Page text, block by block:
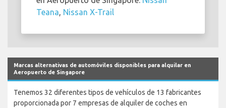
Teana, Nissan X-Trail
Marcas alternativas de automóviles disponibles para alquilar en
Aeropuerto de Singapore
Tenemos 32 diferentes tipos de vehículos de 13 fabricantes
proporcionada por 7 empresas de alquiler de coches en